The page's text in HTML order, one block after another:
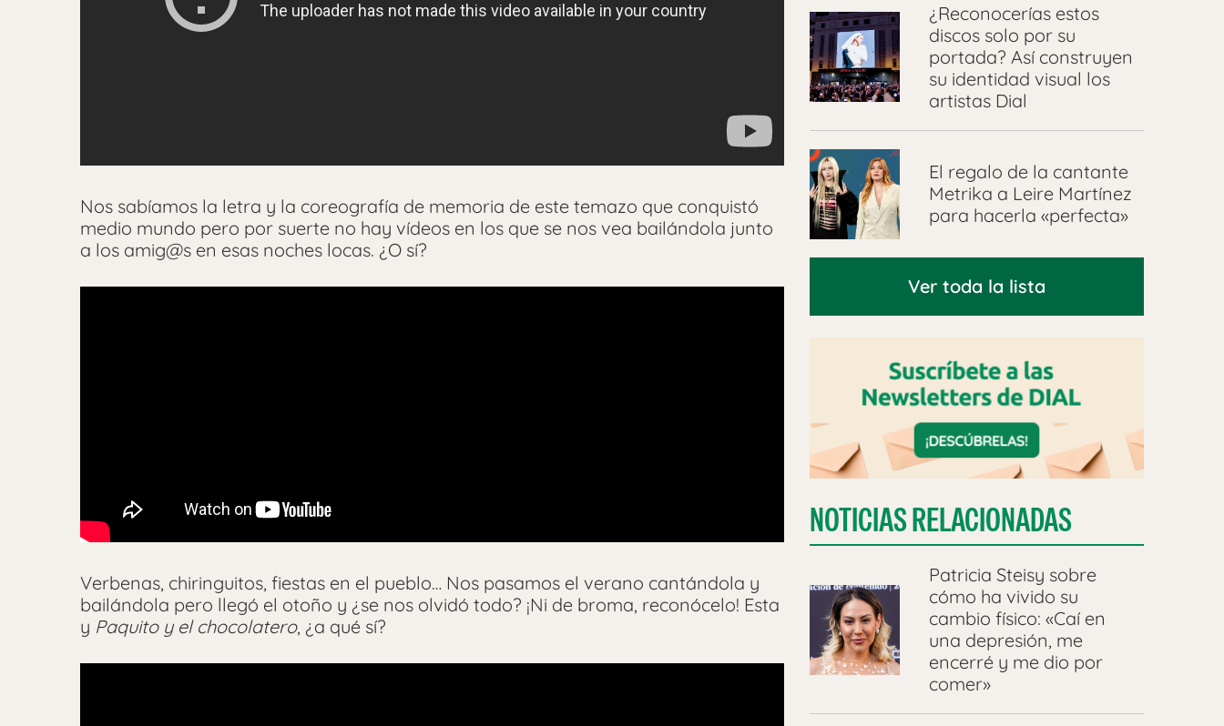
Nos sabíamos la letra y la coreografía de memoria de este temazo que conquistó
medio mundo pero por suerte no hay vídeos en los que se nos vea bailándola junto
a los amig@s en esas noches locas. ¿O sí?
Verbenas, chiringuitos, fiestas en el pueblo… Nos pasamos el verano cantándola y
bailándola pero llegó el otoño y ¿se nos olvidó todo? ¡Ni de broma, reconócelo! Esta
y Paquito y el chocolatero, ¿a qué sí?
¿Reconocerías estos
discos solo por su
portada? Así construyen
su identidad visual los
artistas Dial
El regalo de la cantante
Metrika a Leire Martínez
para hacerla «perfecta»
Ver toda la lista
NOTICIAS RELACIONADAS
Patricia Steisy sobre
cómo ha vivido su
cambio físico: «Caí en
una depresión, me
encerré y me dio por
comer»